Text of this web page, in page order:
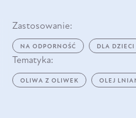
Zastosowanie:
NA ODPORNOŚĆ DLA DZIECI
Tematyka:
OLIWA Z OLIWEK OLEJ